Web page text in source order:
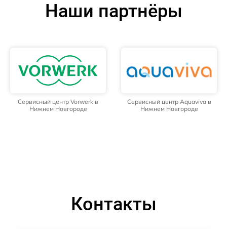
Наши партнёры
Сервисный центр Vorwerk в
Нижнем Новгороде
Сервисный центр Aquaviva в
Нижнем Новгороде
Контакты